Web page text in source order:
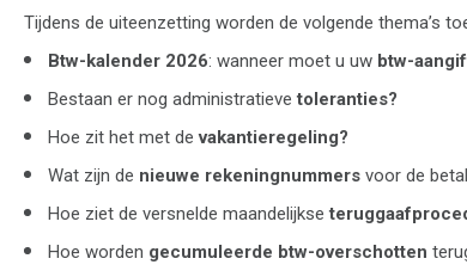
Tijdens de uiteenzetting worden de volgende thema’s
Btw-kalender 2026: wanneer moet u uw btw-
Bestaan er nog administratievetoleranties?
Hoe zit het met devakantieregeling?
Wat zijn de nieuwe rekeningnummers voor de
Hoe ziet de versnelde maandelijkse
Hoe worden gecumuleerde btw-overschotten